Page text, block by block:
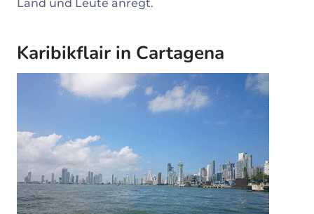
Land und Leute anregt.
Karibikflair in Cartagena